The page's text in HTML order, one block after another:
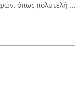
όπως πολυτελή ...